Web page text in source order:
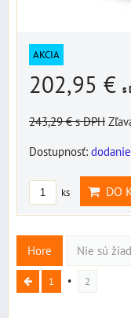
AKCIA
202,95 € s
243,29 €s DPH
Dostupnosť:
ks DO
Hore Nie sú
1 2